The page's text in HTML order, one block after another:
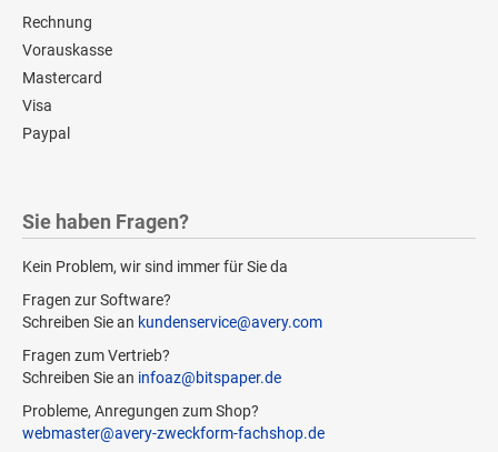
Rechnung
Vorauskasse
Mastercard
Visa
Paypal
Sie haben Fragen?
Kein Problem, wir sind immer für Sie da
Fragen zur Software?
Schreiben Sie an kundenservice@avery.com
Fragen zum Vertrieb?
Schreiben Sie an infoaz@bitspaper.de
Probleme, Anregungen zum Shop?
webmaster@avery-zweckform-fachshop.de